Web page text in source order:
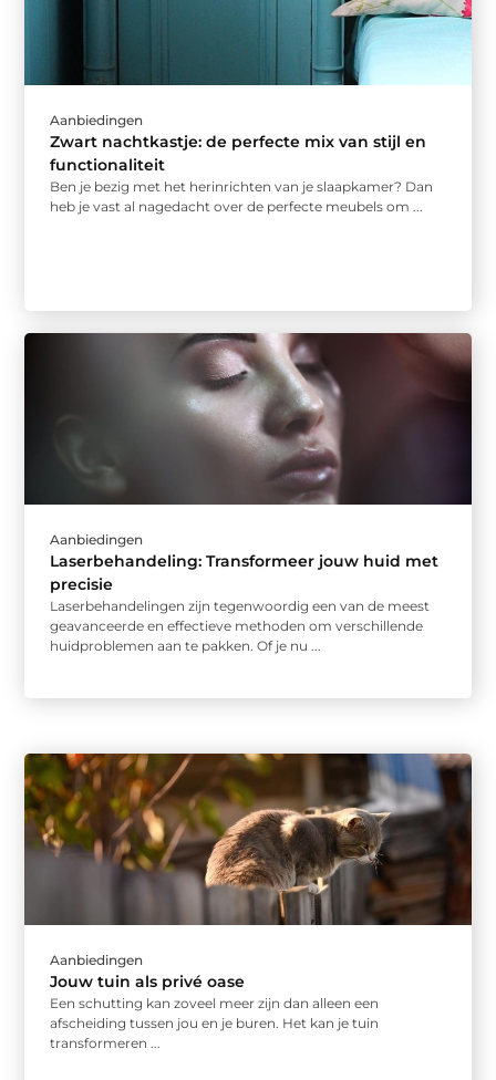
Aanbiedingen
Zwart nachtkastje: de perfecte mix van stijl en
functionaliteit
Ben je bezig met het herinrichten van je slaapkamer? Dan
heb je vast al nagedacht over de perfecte meubels om ...
Aanbiedingen
Laserbehandeling: Transformeer jouw huid met
precisie
Laserbehandelingen zijn tegenwoordig een van de meest
geavanceerde en effectieve methoden om verschillende
huidproblemen aan te pakken. Of je nu ...
Aanbiedingen
Jouw tuin als privé oase
Een schutting kan zoveel meer zijn dan alleen een
afscheiding tussen jou en je buren. Het kan je tuin
transformeren ...